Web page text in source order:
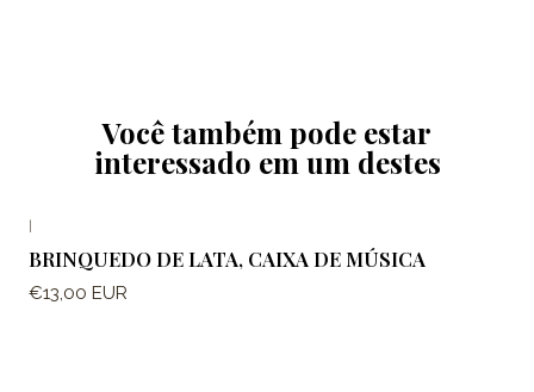
Você também pode estar
interessado em um destes
BRINQUEDO DE LATA, CAIXA DE MÚSICA
€13,00 EUR